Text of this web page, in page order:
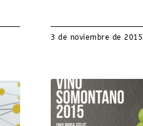
3 de noviembre de 2015